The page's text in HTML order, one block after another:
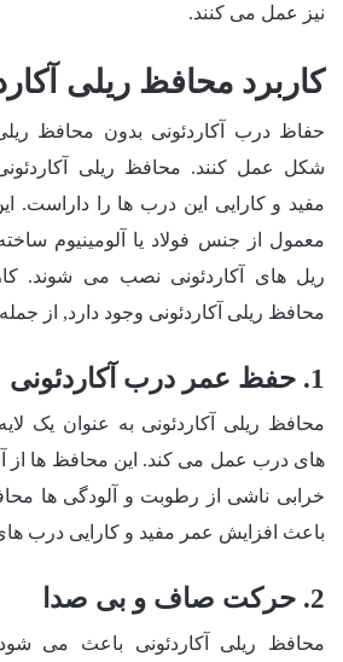
نیز عمل می کنند.
کاربرد محافظ ریلی
حفاظ درب آکاردئونی بدون محافظ ریلی
شکل عمل کنند. محافظ ریلی
مفید و کارایی این درب ها را داراست.
معمول از جنس فولاد یا آلومینیوم
ریل های آکاردئونی نصب می شوند.
محافظ ریلی آکاردئونی وجود دارد, از
1. حفظ عمر درب آکاردئونی
محافظ ریلی آکاردئونی به عنوان یک
های درب عمل می کند. این محافظ ها از
خرابی ناشی از رطوبت و آلودگی ها
باعث افزایش عمر مفید و کارایی درب
2. حرکت صاف و بی صدا
محافظ ریلی آکاردئونی باعث می